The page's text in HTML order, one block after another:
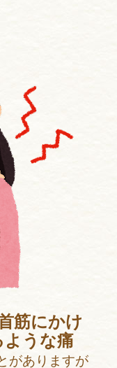
筋にかけ
ような痛
がありますが